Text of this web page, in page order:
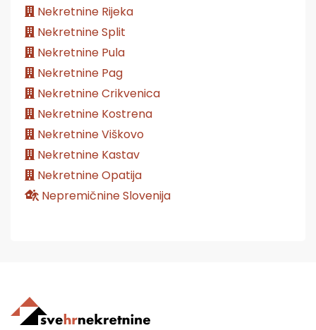
Nekretnine Rijeka
Nekretnine Split
Nekretnine Pula
Nekretnine Pag
Nekretnine Crikvenica
Nekretnine Kostrena
Nekretnine Viškovo
Nekretnine Kastav
Nekretnine Opatija
Nepremičnine Slovenija